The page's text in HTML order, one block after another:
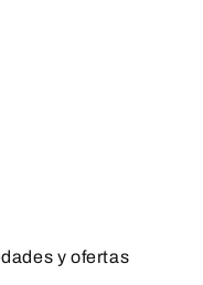
y ofertas